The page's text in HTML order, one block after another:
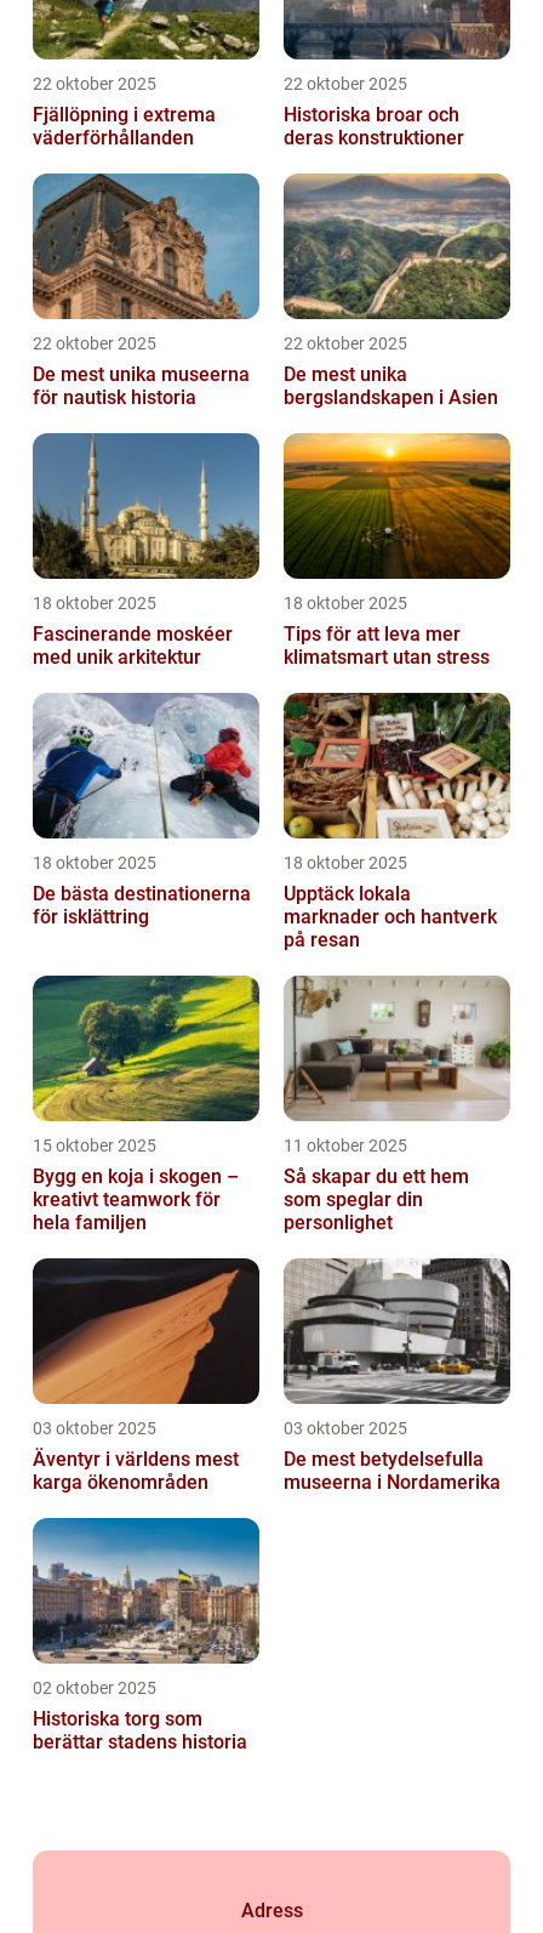
22 oktober 2025
Fjällöpning i extrema
väderförhållanden
22 oktober 2025
Historiska broar och
deras konstruktioner
22 oktober 2025
De mest unika museerna
för nautisk historia
22 oktober 2025
De mest unika
bergslandskapen i Asien
18 oktober 2025
Fascinerande moskéer
med unik arkitektur
18 oktober 2025
Tips för att leva mer
klimatsmart utan stress
18 oktober 2025
De bästa destinationerna
för isklättring
18 oktober 2025
Upptäck lokala
marknader och hantverk
på resan
15 oktober 2025
Bygg en koja i skogen –
kreativt teamwork för
hela familjen
11 oktober 2025
Så skapar du ett hem
som speglar din
personlighet
03 oktober 2025
Äventyr i världens mest
karga ökenområden
03 oktober 2025
De mest betydelsefulla
museerna i Nordamerika
02 oktober 2025
Historiska torg som
berättar stadens historia
Adress